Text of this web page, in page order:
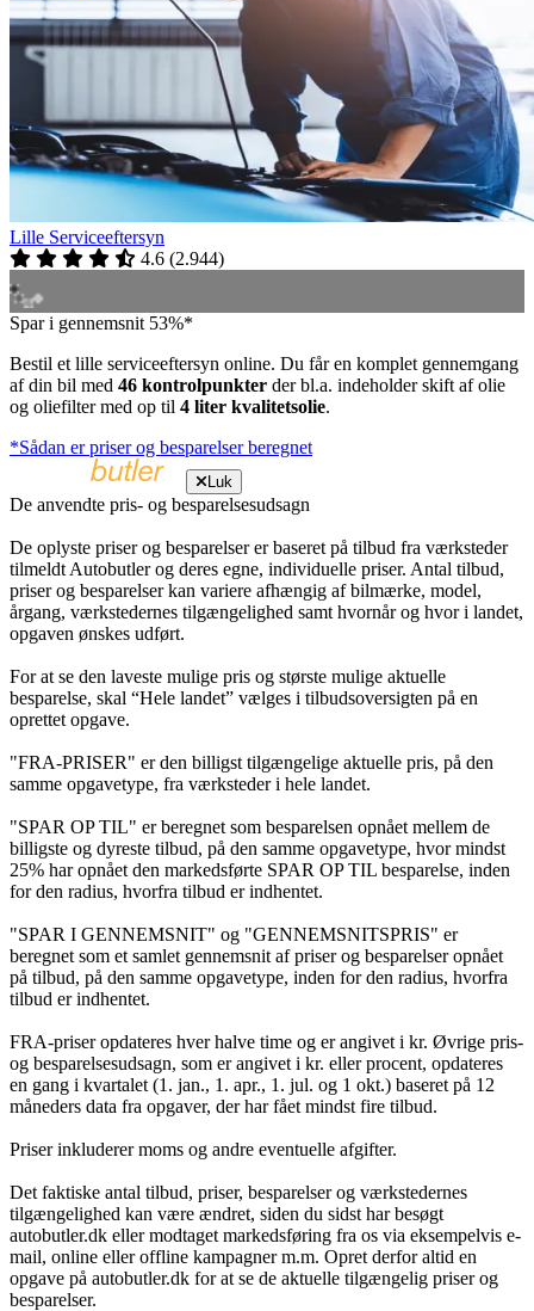
Lille Serviceeftersyn
4.6 (2.944)
Spar i gennemsnit 53%*
Bestil et lille serviceeftersyn online. Du får en komplet gennemgang
af din bil med 46 kontrolpunkter der bl.a. indeholder skift af olie
og oliefilter med op til 4 liter kvalitetsolie.
*Sådan er priser og besparelser beregnet
Luk
De anvendte pris- og besparelsesudsagn
De oplyste priser og besparelser er baseret på tilbud fra værksteder
tilmeldt Autobutler og deres egne, individuelle priser. Antal tilbud,
priser og besparelser kan variere afhængig af bilmærke, model,
årgang, værkstedernes tilgængelighed samt hvornår og hvor i landet,
opgaven ønskes udført.
For at se den laveste mulige pris og største mulige aktuelle
besparelse, skal “Hele landet” vælges i tilbudsoversigten på en
oprettet opgave.
"FRA-PRISER" er den billigst tilgængelige aktuelle pris, på den
samme opgavetype, fra værksteder i hele landet.
"SPAR OP TIL" er beregnet som besparelsen opnået mellem de
billigste og dyreste tilbud, på den samme opgavetype, hvor mindst
25% har opnået den markedsførte SPAR OP TIL besparelse, inden
for den radius, hvorfra tilbud er indhentet.
"SPAR I GENNEMSNIT" og "GENNEMSNITSPRIS" er
beregnet som et samlet gennemsnit af priser og besparelser opnået
på tilbud, på den samme opgavetype, inden for den radius, hvorfra
tilbud er indhentet.
FRA-priser opdateres hver halve time og er angivet i kr. Øvrige pris-
og besparelsesudsagn, som er angivet i kr. eller procent, opdateres
en gang i kvartalet (1. jan., 1. apr., 1. jul. og 1 okt.) baseret på 12
måneders data fra opgaver, der har fået mindst fire tilbud.
Priser inkluderer moms og andre eventuelle afgifter.
Det faktiske antal tilbud, priser, besparelser og værkstedernes
tilgængelighed kan være ændret, siden du sidst har besøgt
autobutler.dk eller modtaget markedsføring fra os via eksempelvis e-
mail, online eller offline kampagner m.m. Opret derfor altid en
opgave på autobutler.dk for at se de aktuelle tilgængelig priser og
besparelser.